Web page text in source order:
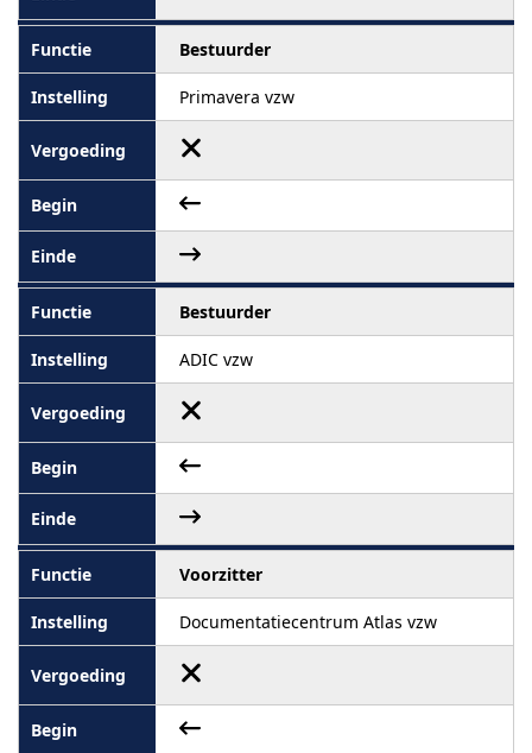
Bestuurder
Primavera vzw
Bestuurder
ADIC vzw
Voorzitter
Documentatiecentrum Atlas vzw